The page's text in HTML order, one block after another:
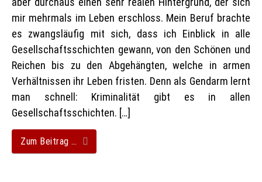
mir mehrmals im Leben erschloss. Mein Beruf brachte
es zwangsläufig mit sich, dass ich Einblick in alle
Gesellschaftsschichten gewann, von den Schönen und
Reichen bis zu den Abgehängten, welche in armen
Verhältnissen ihr Leben fristen. Denn als Gendarm lernt
man schnell: Kriminalität gibt es in allen
Gesellschaftsschichten. […]
Zum Beitrag …